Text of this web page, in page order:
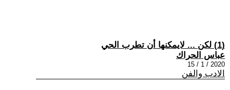
(1) لكن ... لايمكنها أن تطرب الحي
عباس الحراك
2020 / 1 / 15
الادب والفن